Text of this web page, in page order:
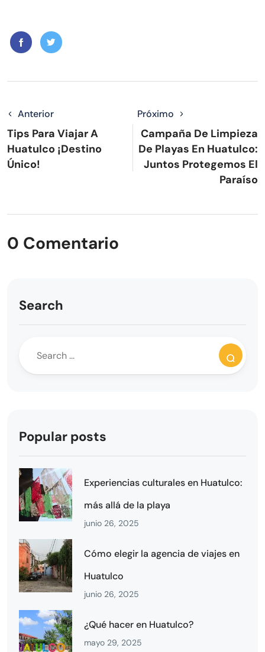
Anterior
Tips Para Viajar A
Huatulco ¡Destino
Único!
Próximo
Campaña De Limpieza
De Playas En Huatulco:
Juntos Protegemos El
Paraíso
0 Comentario
Search
Popular posts
Experiencias culturales en Huatulco:
más allá de la playa
junio 26, 2025
Cómo elegir la agencia de viajes en
Huatulco
junio 26, 2025
¿Qué hacer en Huatulco?
mayo 29, 2025